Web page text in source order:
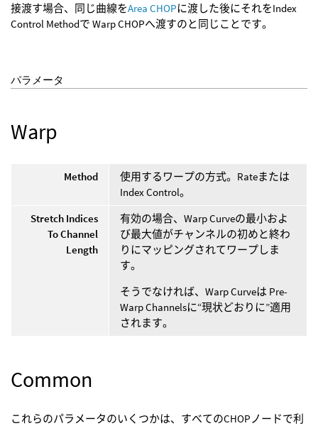
接渡す場合、同じ曲線をArea CHOPに渡した後にそれをIndex
Control Methodで Warp CHOPへ渡すのと同じことです。
パラメータ
Warp
Method
使用するワープの方式。Rateまたは
Index Control。
Stretch Indices
To Channel
Length
有効の場合、Warp Curveの最小およ
び最大値がチャンネルの初めと終わ
りにマッピングされてワープしま
す。
そうでなければ、Warp Curveは Pre-
Warp Channelsに“現状どおりに”適用
されます。
Common
これらのパラメータのいくつかは、すべてのCHOPノードで利